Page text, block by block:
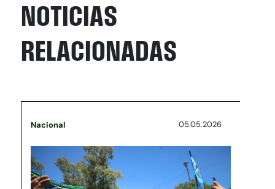
NOTICIAS
RELACIONADAS
Nacional 05.05.2026